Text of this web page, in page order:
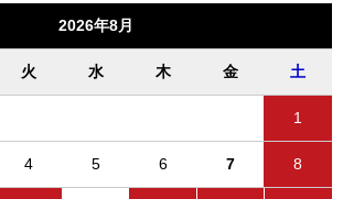
2026年8月
火 水 木 金 土
1
4 5 6 7 8